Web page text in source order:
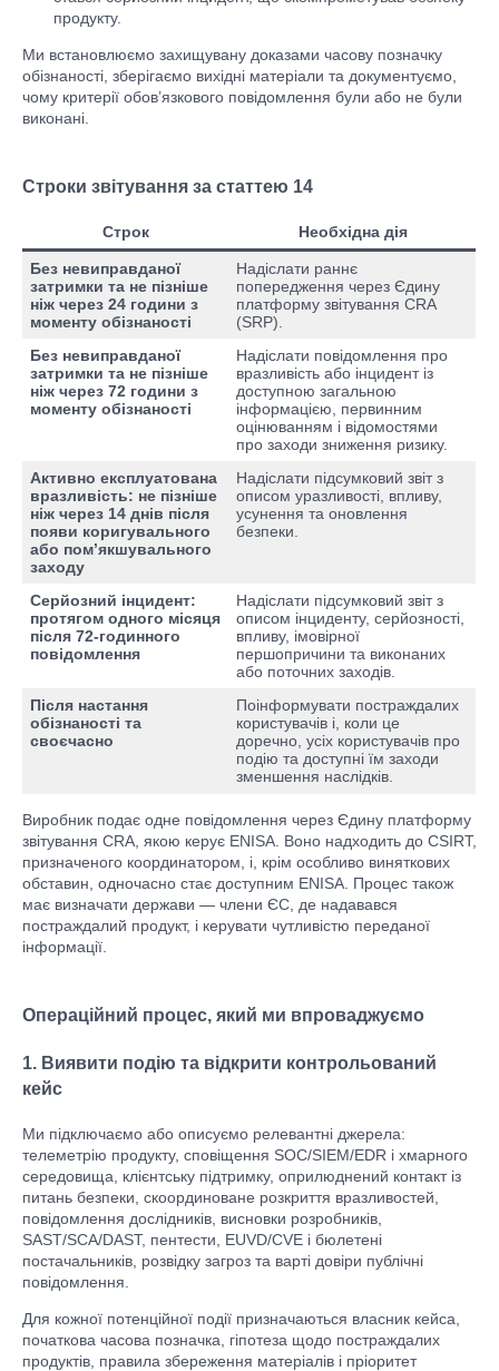
продукту.
Ми встановлюємо захищувану доказами часову позначку
обізнаності, зберігаємо вихідні матеріали та документуємо,
чому критерії обов’язкового повідомлення були або не були
виконані.
Строки звітування за статтею 14
Строк Необхідна дія
Без невиправданої
затримки та не пізніше
ніж через 24 години з
моменту обізнаності
Надіслати раннє
попередження через Єдину
платформу звітування CRA
(SRP).
Без невиправданої
затримки та не пізніше
ніж через 72 години з
моменту обізнаності
Надіслати повідомлення про
вразливість або інцидент із
доступною загальною
інформацією, первинним
оцінюванням і відомостями
про заходи зниження ризику.
Активно експлуатована
вразливість: не пізніше
ніж через 14 днів після
появи коригувального
або пом’якшувального
заходу
Надіслати підсумковий звіт з
описом уразливості, впливу,
усунення та оновлення
безпеки.
Серйозний інцидент:
протягом одного місяця
після 72-годинного
повідомлення
Надіслати підсумковий звіт з
описом інциденту, серйозності,
впливу, імовірної
першопричини та виконаних
або поточних заходів.
Після настання
обізнаності та
своєчасно
Поінформувати постраждалих
користувачів і, коли це
доречно, усіх користувачів про
подію та доступні їм заходи
зменшення наслідків.
Виробник подає одне повідомлення через Єдину платформу
звітування CRA, якою керує ENISA. Воно надходить до CSIRT,
призначеного координатором, і, крім особливо виняткових
обставин, одночасно стає доступним ENISA. Процес також
має визначати держави — члени ЄС, де надавався
постраждалий продукт, і керувати чутливістю переданої
інформації.
Операційний процес, який ми впроваджуємо
1. Виявити подію та відкрити контрольований
кейс
Ми підключаємо або описуємо релевантні джерела:
телеметрію продукту, сповіщення SOC/SIEM/EDR і хмарного
середовища, клієнтську підтримку, оприлюднений контакт із
питань безпеки, скоординоване розкриття вразливостей,
повідомлення дослідників, висновки розробників,
SAST/SCA/DAST, пентести, EUVD/CVE і бюлетені
постачальників, розвідку загроз та варті довіри публічні
повідомлення.
Для кожної потенційної події призначаються власник кейса,
початкова часова позначка, гіпотеза щодо постраждалих
продуктів, правила збереження матеріалів і пріоритет